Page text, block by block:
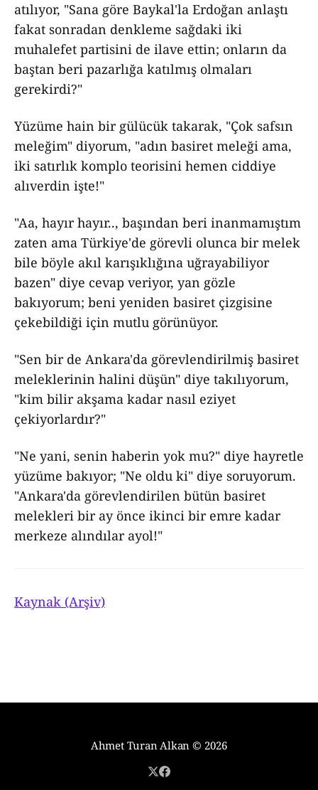
atılıyor, "Sana göre Baykal'la Erdoğan anlaştı
fakat sonradan denkleme sağdaki iki
muhalefet partisini de ilave ettin; onların da
baştan beri pazarlığa katılmış olmaları
gerekirdi?"
Yüzüme hain bir gülücük takarak, "Çok safsın
meleğim" diyorum, "adın basiret meleği ama,
iki satırlık komplo teorisini hemen ciddiye
alıverdin işte!"
"Aa, hayır hayır.., başından beri inanmamıştım
zaten ama Türkiye'de görevli olunca bir melek
bile böyle akıl karışıklığına uğrayabiliyor
bazen" diye cevap veriyor, yan gözle
bakıyorum; beni yeniden basiret çizgisine
çekebildiği için mutlu görünüyor.
"Sen bir de Ankara'da görevlendirilmiş basiret
meleklerinin halini düşün" diye takılıyorum,
"kim bilir akşama kadar nasıl eziyet
çekiyorlardır?"
"Ne yani, senin haberin yok mu?" diye hayretle
yüzüme bakıyor; "Ne oldu ki" diye soruyorum.
"Ankara'da görevlendirilen bütün basiret
melekleri bir ay önce ikinci bir emre kadar
merkeze alındılar ayol!"
Kaynak (Arşiv)
Ahmet Turan Alkan © 2026